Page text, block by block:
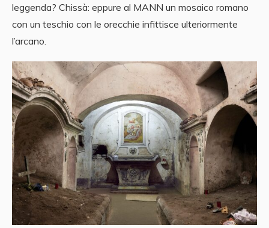
leggenda? Chissà: eppure al MANN un mosaico romano
con un teschio con le orecchie infittisce ulteriormente
l’arcano.